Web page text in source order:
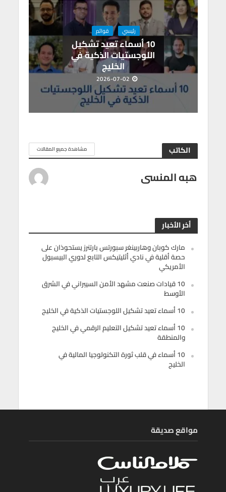
رئيسي قوائم
10 أسماء تعيد تشكيل
اللوجستيات الذكية في
الخليج
2026-07-02
الكاتب مشاهدة جميع المقالات
هبه المنسى
أخر الأخبار
مارك كوبان وهاربينغر سبورتس بارتنرز يستحوذان على
حصة أقلية في نادي أثليتيكس التابع لدوري البيسبول
الأمريكي
10 قيادات صنعت مشهد الأمن السيبراني في الشرق
الأوسط
10 أسماء تعيد تشكيل اللوجستيات الذكية في الخليج
10 أسماء تعيد تشكيل التعليم الرقمي في الخليج
والمنطقة
10 أسماء في قلب ثورة التكنولوجيا المالية في
الخليج
مواقع صديقة